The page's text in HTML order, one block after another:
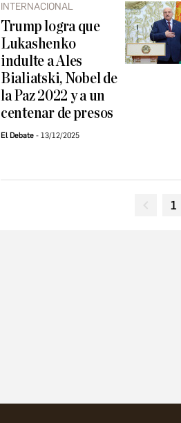
INTERNACIONAL
Trump logra que
Lukashenko
indulte a Ales
Bialiatski, Nobel de
la Paz 2022 y a un
centenar de presos
El Debate 13/12/2025
1